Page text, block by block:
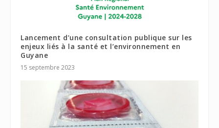
Lancement d’une consultation publique sur les
enjeux liés à la santé et l’environnement en
Guyane
15 septembre 2023